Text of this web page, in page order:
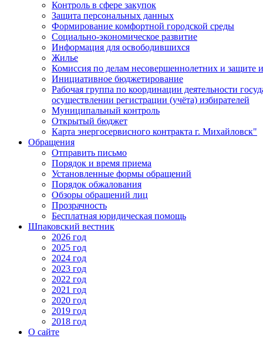
Контроль в сфере закупок
Защита персональных данных
Формирование комфортной городской среды
Социально-экономическое развитие
Информация для освободившихся
Жилье
Комиссия по делам несовершеннолетних и защите
Инициативное бюджетирование
Рабочая группа по координации деятельности
осуществлении регистрации (учёта) избирателей
Муниципальный контроль
Открытый бюджет
Карта энергосервисного контракта г. Михайловск"
Обращения
Отправить письмо
Порядок и время приема
Установленные формы обращений
Порядок обжалования
Обзоры обращений лиц
Прозрачность
Бесплатная юридическая помощь
Шпаковский вестник
2026 год
2025 год
2024 год
2023 год
2022 год
2021 год
2020 год
2019 год
2018 год
О сайте